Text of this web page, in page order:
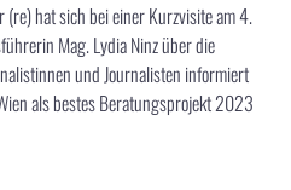
hat sich bei einer Kurzvisite am 4.
Mag. Lydia Ninz über die
und Journalisten informiert
als bestes Beratungsprojekt 2023